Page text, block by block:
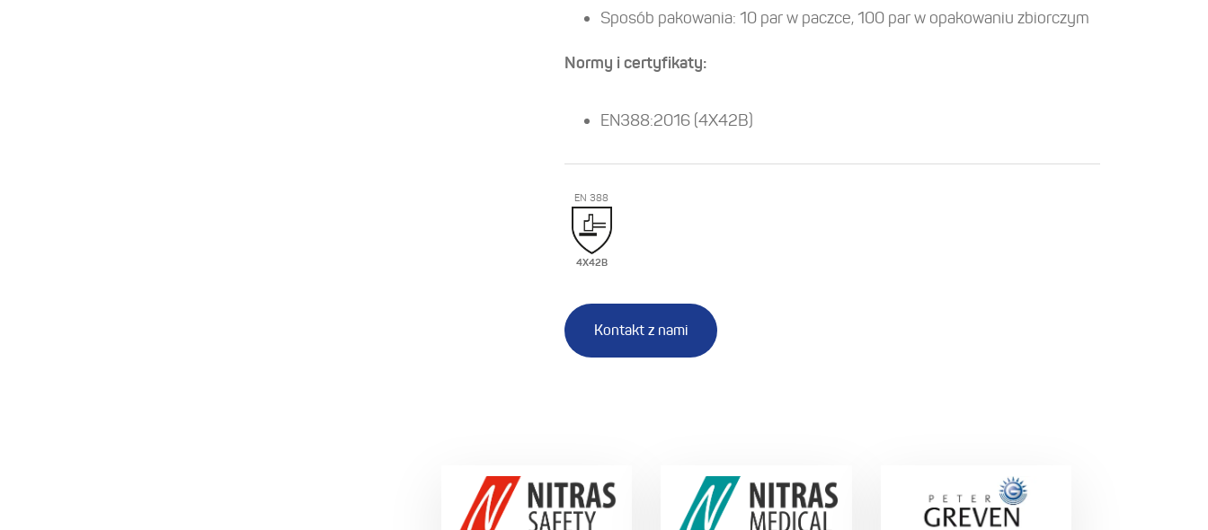
Sposób pakowania: 10 par w paczce, 100 par w opakowaniu zbiorczym
Normy i certyfikaty:
EN388:2016 (4X42B)
EN 388
4X42B
Kontakt z nami